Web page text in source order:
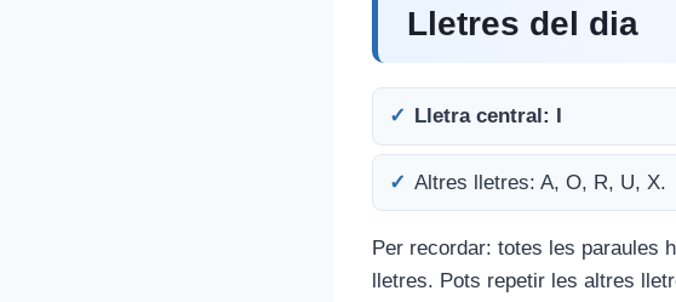
Lletres del dia
Lletra central: I
Altres lletres: A, O, R, U, X.
Per recordar: totes les paraules
lletres. Pots repetir les altres